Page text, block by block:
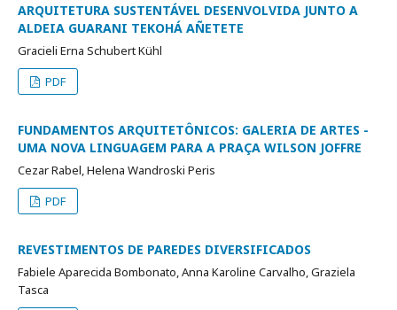
ARQUITETURA SUSTENTÁVEL DESENVOLVIDA JUNTO A
ALDEIA GUARANI TEKOHÁ AÑETETE
Gracieli Erna Schubert Kühl
PDF
FUNDAMENTOS ARQUITETÔNICOS: GALERIA DE ARTES -
UMA NOVA LINGUAGEM PARA A PRAÇA WILSON JOFFRE
Cezar Rabel, Helena Wandroski Peris
PDF
REVESTIMENTOS DE PAREDES DIVERSIFICADOS
Fabiele Aparecida Bombonato, Anna Karoline Carvalho, Graziela
Tasca